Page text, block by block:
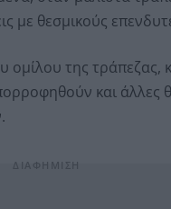
με θεσμικούς
ομίλου της
και άλλες